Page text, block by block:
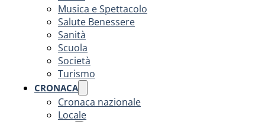
Musica e Spettacolo
Salute Benessere
Sanità
Scuola
Società
Turismo
CRONACA
Cronaca nazionale
Locale